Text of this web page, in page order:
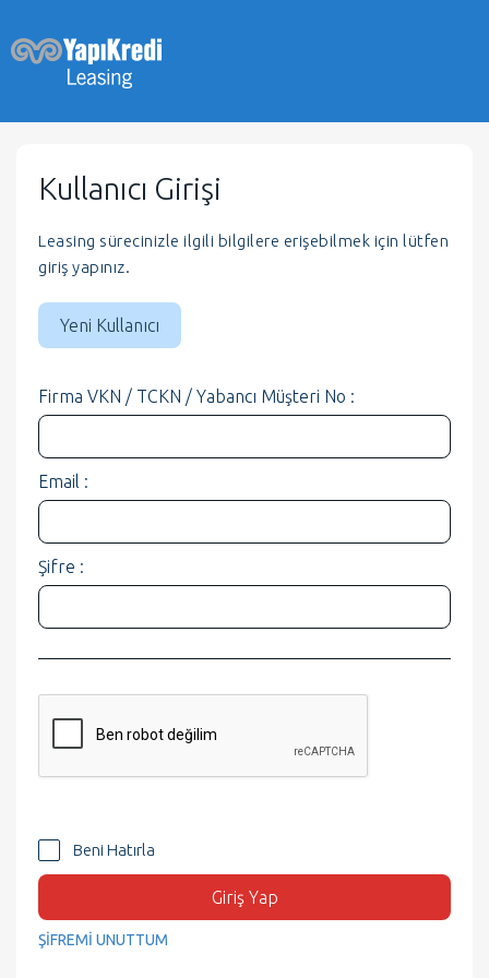
Kullanıcı Girişi
Leasing sürecinizle ilgili bilgilere erişebilmek için lütfen
giriş yapınız.
Yeni Kullanıcı
Firma VKN / TCKN / Yabancı Müşteri No :
Email :
Şifre :
Beni Hatırla
Giriş Yap
ŞİFREMİ UNUTTUM